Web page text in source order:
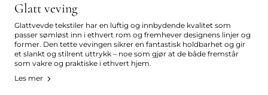
Glatt veving
Glattvevde tekstiler har en luftig og innbydende kvalitet som
passer sømløst inn i ethvert rom og fremhever designens linjer og
former. Den tette vevingen sikrer en fantastisk holdbarhet og gir
et slankt og stilrent uttrykk – noe som gjør at de både fremstår
som vakre og praktiske i ethvert hjem.
Les mer